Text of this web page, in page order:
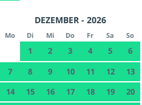
DEZEMBER - 2026
Mo Di Mi Do Fr Sa So
1 2 3 4 5
6
7
8 9 10 11 12
13
14
15 16 17 18 19
20